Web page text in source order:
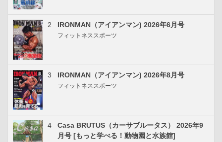
2 IRONMAN（アイアンマン) 2026年6月号
フィットネススポーツ
3 IRONMAN（アイアンマン) 2026年8月号
フィットネススポーツ
4
Casa BRUTUS（カーサブルータス） 2026年9
月号 [もっと学べる！動物園と水族館]